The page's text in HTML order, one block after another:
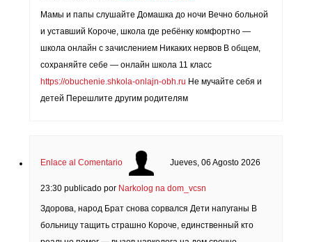
Мамы и папы слушайте Домашка до ночи Вечно больной
и уставший Короче, школа где ребёнку комфортно —
школа онлайн с зачислением Никаких нервов В общем,
сохраняйте себе — онлайн школа 11 класс
https://obuchenie.shkola-onlajn-obh.ru Не мучайте себя и
детей Перешлите другим родителям
Enlace al Comentario Jueves, 06 Agosto 2026
23:30 publicado por Narkolog na dom_vcsn
Здорова, народ Брат снова сорвался Дети напуганы В
больницу тащить страшно Короче, единственный кто